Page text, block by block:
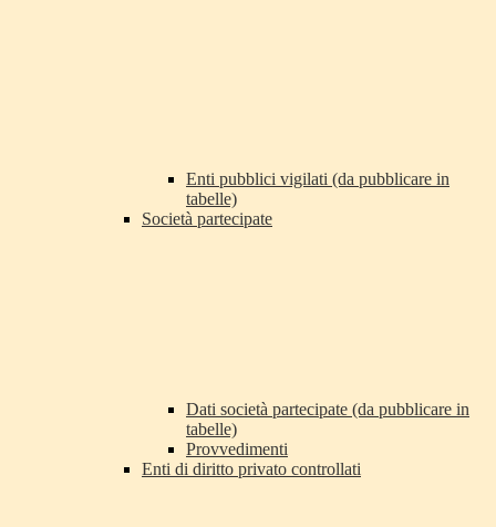
Enti pubblici vigilati (da pubblicare in
tabelle)
Società partecipate
Dati società partecipate (da pubblicare in
tabelle)
Provvedimenti
Enti di diritto privato controllati